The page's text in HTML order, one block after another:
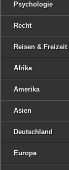
Psychologie
Recht
Reisen & Freizeit
Afrika
Amerika
Asien
Deutschland
Europa